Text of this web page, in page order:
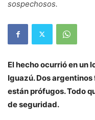
sospechosos.
El hecho ocurrió en un
Iguazú. Dos
están prófugos. Todo
de seguridad.